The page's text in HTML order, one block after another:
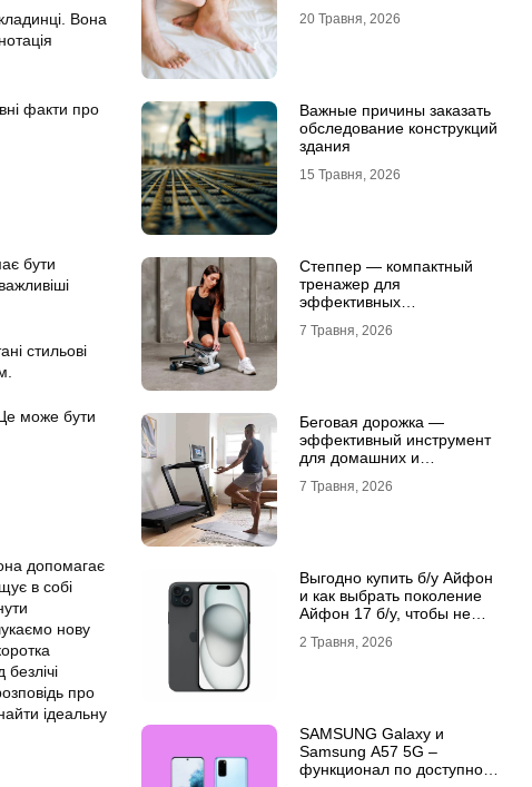
Вона
факти про
бути
стильові
може бути
допомагає
в собі
нову
про
ідеальну
20 Травня, 2026
Важные причины заказать
обследование конструкций
здания
15 Травня, 2026
Степпер — компактный
тренажер для
эффективных
7 Травня, 2026
Беговая дорожка —
эффективный инструмент
для домашних и
тренировок
7 Травня, 2026
Выгодно купить б/у Айфон
и как выбрать поколение
Айфон 17 б/у, чтобы не
2 Травня, 2026
SAMSUNG Galaxy и
Samsung A57 5G –
функционал по доступной